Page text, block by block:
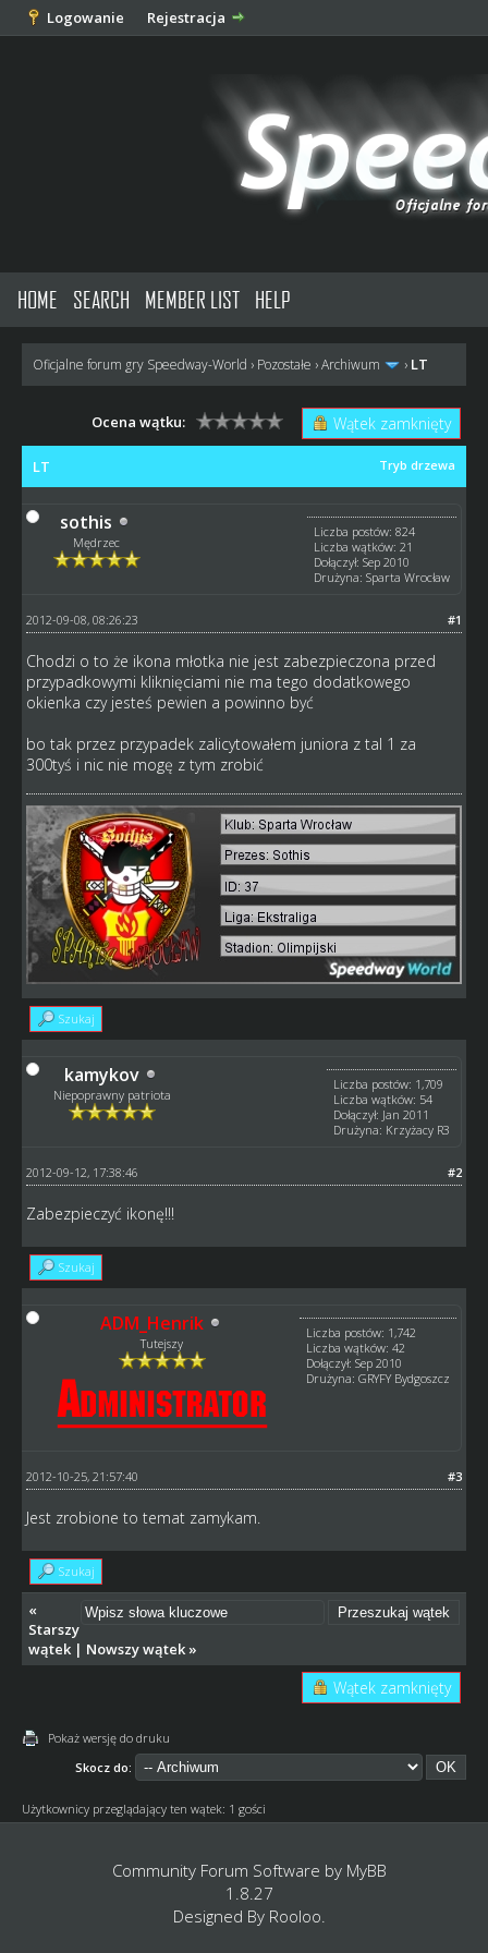
Logowanie Rejestracja
HOME SEARCH MEMBER LIST HELP
Oficjalne forum gry Speedway-World › Pozostałe ›Archiwum › LT
Wątek zamknięty
Ocena wątku:
Tryb drzewa
LT
sothis
Mędrzec
Liczba postów: 824
Liczba wątków: 21
Dołączył: Sep 2010
Drużyna: Sparta Wrocław
#1
2012-09-08, 08:26:23
Chodzi o to że ikona młotka nie jest zabezpieczona przed
przypadkowymi kliknięciami nie ma tego dodatkowego
okienka czy jesteś pewien a powinno być
bo tak przez przypadek zalicytowałem juniora z tal 1 za
300tyś i nic nie mogę z tym zrobić
Szukaj
kamykov
Niepoprawny patriota
Liczba postów: 1,709
Liczba wątków: 54
Dołączył: Jan 2011
Drużyna: Krzyżacy R3
#2
2012-09-12, 17:38:46
Zabezpieczyć ikonę!!!
Szukaj
ADM_Henrik
Tutejszy
Liczba postów: 1,742
Liczba wątków: 42
Dołączył: Sep 2010
Drużyna: GRYFY Bydgoszcz
#3
2012-10-25, 21:57:40
Jest zrobione to temat zamykam.
Szukaj
«
Starszy
wątek| Nowszy wątek»
Wątek zamknięty
Pokaż wersję do druku
Skocz do:
Użytkownicy przeglądający ten wątek: 1 gości
Community Forum Software by MyBB
1.8.27
Designed By Rooloo